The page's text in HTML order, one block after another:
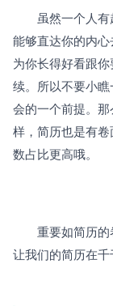
虽然一个人有
能够直达你的内
为你长得好看跟
续。所以不要小
会的一个前提。
样，简历也是有
数占比更高哦。
重要如简历的
让我们的简历在